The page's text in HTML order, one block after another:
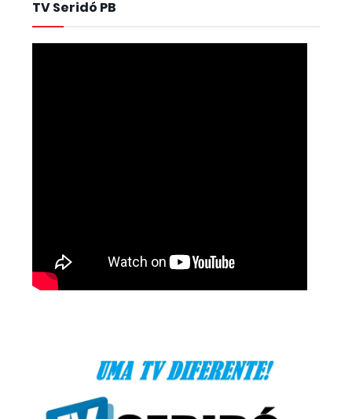
TV Seridó PB